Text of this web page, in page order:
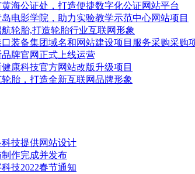
海公证处，打造便捷数字化公证网站平台
电影学院，助力实验教学示范中心网站项目
轮胎,打造轮胎行业互联网形象
装备集团域名和网站建设项目服务采购采购
牌官网正式上线运营
康科技官方网站改版升级项目
胎，打造全新互联网品牌形象
技提供网站设计
作完成并发布
技2022春节通知